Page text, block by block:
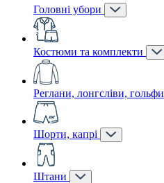
Головні убори
Костюми та комплекти
Реглани, лонгсліви, гольфи
Шорти, капрі
Штани